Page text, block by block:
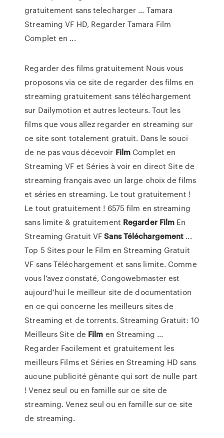
gratuitement sans telecharger ... Tamara
Streaming VF HD, Regarder Tamara Film
Complet en ...
Regarder des films gratuitement Nous vous
proposons via ce site de regarder des films en
streaming gratuitement sans téléchargement
sur Dailymotion et autres lecteurs. Tout les
films que vous allez regarder en streaming sur
ce site sont totalement gratuit. Dans le souci
de ne pas vous décevoir Film Complet en
Streaming VF et Séries à voir en direct Site de
streaming français avec un large choix de films
et séries en streaming. Le tout gratuitement !
Le tout gratuitement ! 6575 film en streaming
sans limite & gratuitement Regarder Film En
Streaming Gratuit VFSans Téléchargement ...
Top 5 Sites pour le Film en Streaming Gratuit
VF sans Téléchargement et sans limite. Comme
vous l’avez constaté, Congowebmaster est
aujourd’hui le meilleur site de documentation
en ce qui concerne les meilleurs sites de
Streaming et de torrents. Streaming Gratuit: 10
Meilleurs Site de Film en Streaming ...
Regarder Facilement et gratuitement les
meilleurs Films et Séries en Streaming HD sans
aucune publicité gênante qui sort de nulle part
! Venez seul ou en famille sur ce site de
streaming. Venez seul ou en famille sur ce site
de streaming.